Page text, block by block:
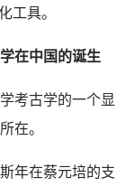
工具。
在中国的诞生
考古学的一个显
在。
年在蔡元培的支